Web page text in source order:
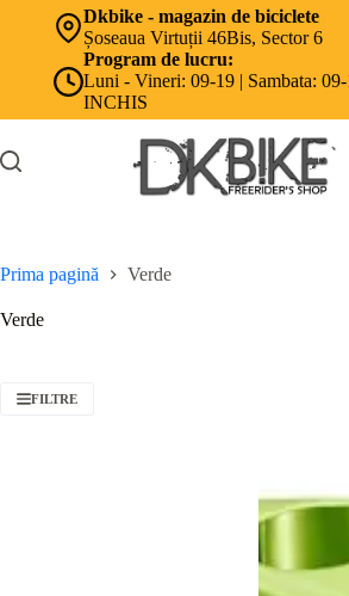
Dkbike - magazin de biciclete
Șoseaua Virtuții 46Bis, Sector 6
Program de lucru:
Luni - Vineri: 09-19 | Sambata:
INCHIS
Prima pagină Verde
Verde
FILTRE